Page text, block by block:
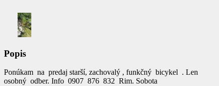
Popis
Ponúkam na predaj starší, zachovalý , funkčný bicykel . Len
osobný odber. Info 0907 876 832 Rim. Sobota